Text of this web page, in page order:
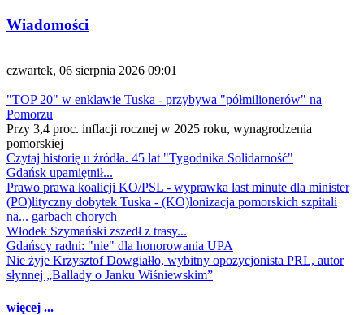
Wiadomości
czwartek, 06 sierpnia 2026 09:01
"TOP 20" w enklawie Tuska - przybywa "półmilionerów" na
Pomorzu
Przy 3,4 proc. inflacji rocznej w 2025 roku, wynagrodzenia
pomorskiej
Czytaj historię u źródła. 45 lat "Tygodnika Solidarność"
Gdańsk upamiętnił...
Prawo prawa koalicji KO/PSL - wyprawka last minute dla minister
(PO)lityczny dobytek Tuska - (KO)lonizacja pomorskich szpitali
na... garbach chorych
Włodek Szymański zszedł z trasy...
Gdańscy radni: "nie" dla honorowania UPA
Nie żyje Krzysztof Dowgiałło, wybitny opozycjonista PRL, autor
słynnej „Ballady o Janku Wiśniewskim”
więcej ...